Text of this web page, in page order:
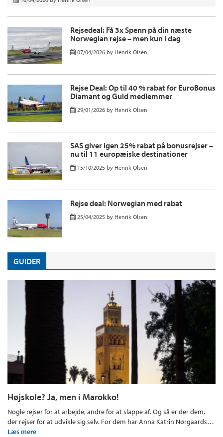
Rejsedeal: Få 3x Spenn på din næste
Norwegian rejse – men kun i dag
07/04/2026 by Henrik Olsen
Rejse Deal: Op til 40 % rabat for EuroBonus
Diamant og Guld medlemmer
29/01/2026 by Henrik Olsen
SAS giver igen 25% rabat på bonusrejser –
nu til 11 europæiske destinationer
15/10/2025 by Henrik Olsen
Rejse deal: Norwegian med rabat
25/04/2025 by Henrik Olsen
GUIDER
Højskole? Ja, men i Marokko!
Nogle rejser for at arbejde, andre for at slappe af. Og så er der dem,
der rejser for at udvikle sig selv. For dem har Anna Katrin Nørgaards…
Læs mere